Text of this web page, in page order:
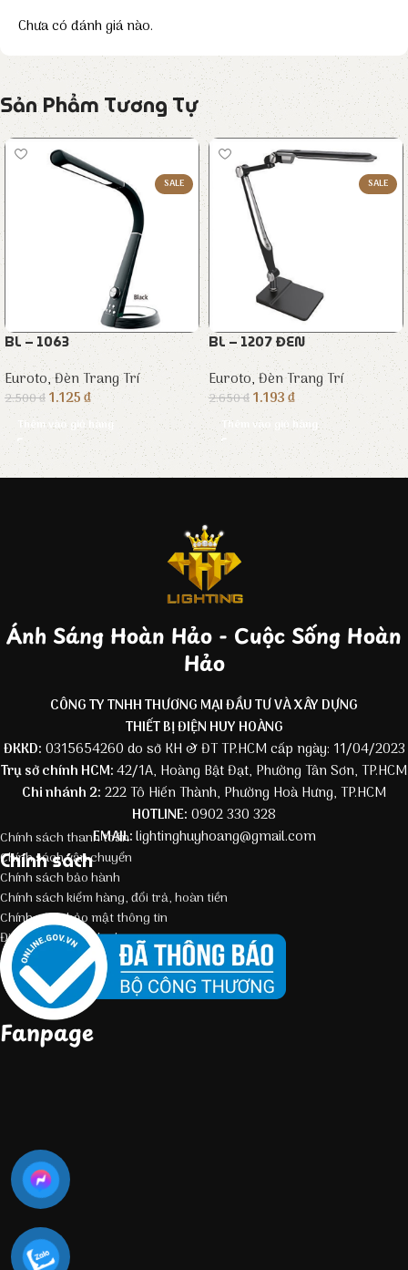
Chưa có đánh giá nào.
Sản Phẩm Tương Tự
SALE
BL – 1063
Euroto,Đèn Trang Trí
2.500₫1.125₫
Thêm vào giỏ hàng
SALE
BL – 1207 ĐEN
Euroto,Đèn Trang Trí
2.650₫1.193₫
Thêm vào giỏ hàng
Ánh Sáng Hoàn Hảo - Cuộc Sống Hoàn
Hảo
CÔNG TY TNHH THƯƠNG MẠI ĐẦU TƯ VÀ XÂY DỰNG
THIẾT BỊ ĐIỆN HUY HOÀNG
ĐKKD: 0315654260 do sở KH & ĐT TP.HCM cấp ngày: 11/04/2023
Trụ sở chính HCM:42/1A, Hoàng Bật Đạt, Phường Tân Sơn, TP.HCM
Chi nhánh 2: 222 Tô Hiến Thành, Phường Hoà Hưng, TP.HCM
HOTLINE: 0902 330 328
EMAIL:lightinghuyhoang@gmail.com
Chính sách
Chính sách thanh toán
Chính sách vận chuyển
Chính sách bảo hành
Chính sách kiểm hàng, đổi trả, hoàn tiền
Chính sách bảo mật thông tin
Điều kiện giao dịch chung
Fanpage